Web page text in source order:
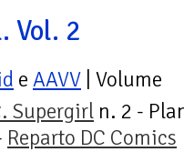
Vol. 2
e AAVV | Volume
Supergirl n. 2 -
Reparto DC Comics